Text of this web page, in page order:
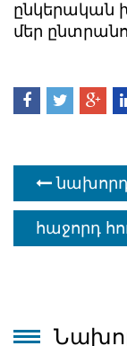
ընկերական
մեր
հաջորդ